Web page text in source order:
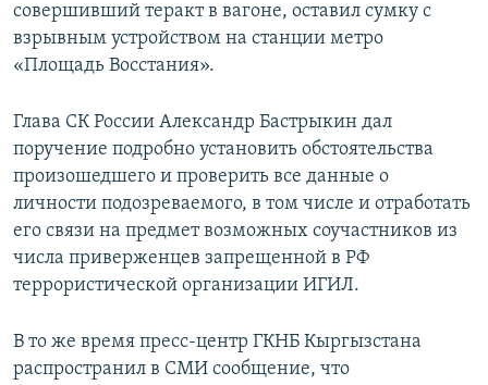
совершивший теракт в вагоне, оставил сумку с
взрывным устройством на станции метро
«Площадь Восстания».
Глава СК России Александр Бастрыкин дал
поручение подробно установить обстоятельства
произошедшего и проверить все данные о
личности подозреваемого, в том числе и отработать
его связи на предмет возможных соучастников из
числа приверженцев запрещенной в РФ
террористической организации ИГИЛ.
В то же время пресс-центр ГКНБ Кыргызстана
распространил в СМИ сообщение, что